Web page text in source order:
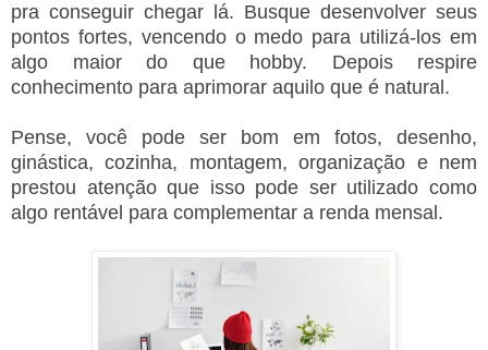
pra conseguir chegar lá. Busque desenvolver seus
pontos fortes, vencendo o medo para utilizá-los em
algo maior do que hobby. Depois respire
conhecimento para aprimorar aquilo que é natural.
Pense, você pode ser bom em fotos, desenho,
ginástica, cozinha, montagem, organização e nem
prestou atenção que isso pode ser utilizado como
algo rentável para complementar a renda mensal.